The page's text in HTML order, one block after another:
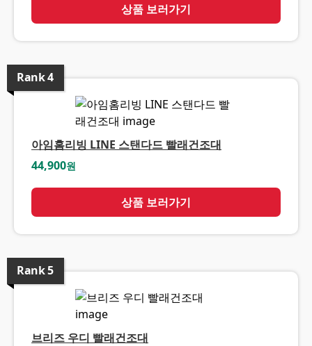
상품 보러가기
Rank4
아임홈리빙 LINE 스탠다드 빨래건조대
44,900원
상품 보러가기
Rank5
브리즈 우디 빨래건조대